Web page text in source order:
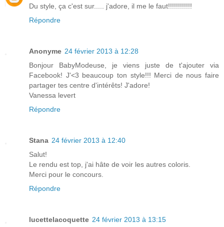
Du style, ça c'est sur..... j'adore, il me le faut!!!!!!!!!!!!
Répondre
Anonyme 24 février 2013 à 12:28
Bonjour BabyModeuse, je viens juste de t'ajouter via
Facebook! J'<3 beaucoup ton style!!! Merci de nous faire
partager tes centre d'intérêts! J'adore!
Vanessa levert
Répondre
Stana 24 février 2013 à 12:40
Salut!
Le rendu est top, j'ai hâte de voir les autres coloris.
Merci pour le concours.
Répondre
lucettelacoquette 24 février 2013 à 13:15